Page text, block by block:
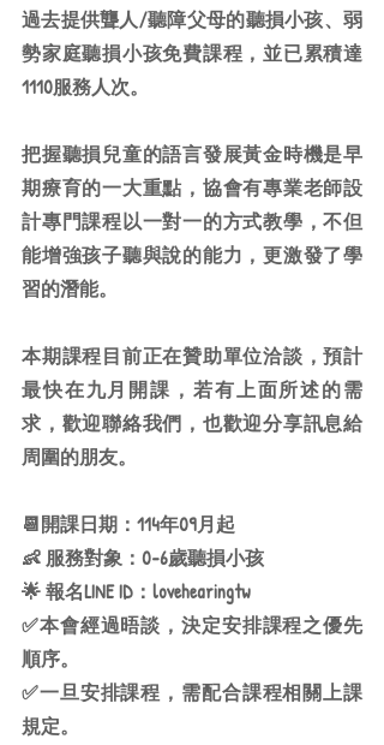
過去提供聾人/聽障父母的聽損小孩、弱
勢家庭聽損小孩免費課程，並已累積達
1110服務人次。
把握聽損兒童的語言發展黃金時機是早
期療育的一大重點，協會有專業老師設
計專門課程以一對一的方式教學，不但
能增強孩子聽與說的能力，更激發了學
習的潛能。
本期課程目前正在贊助單位洽談，預計
最快在九月開課，若有上面所述的需
求，歡迎聯絡我們，也歡迎分享訊息給
周圍的朋友。
📆開課日期：114年09月起
👶 服務對象：0-6歲聽損小孩
🌟 報名LINE ID：lovehearingtw
✅本會經過晤談，決定安排課程之優先
順序。
✅一旦安排課程，需配合課程相關上課
規定。